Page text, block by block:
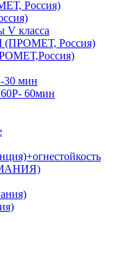
Россия)
V класса
(ПРОМЕТ, Россия)
30 мин
60мин